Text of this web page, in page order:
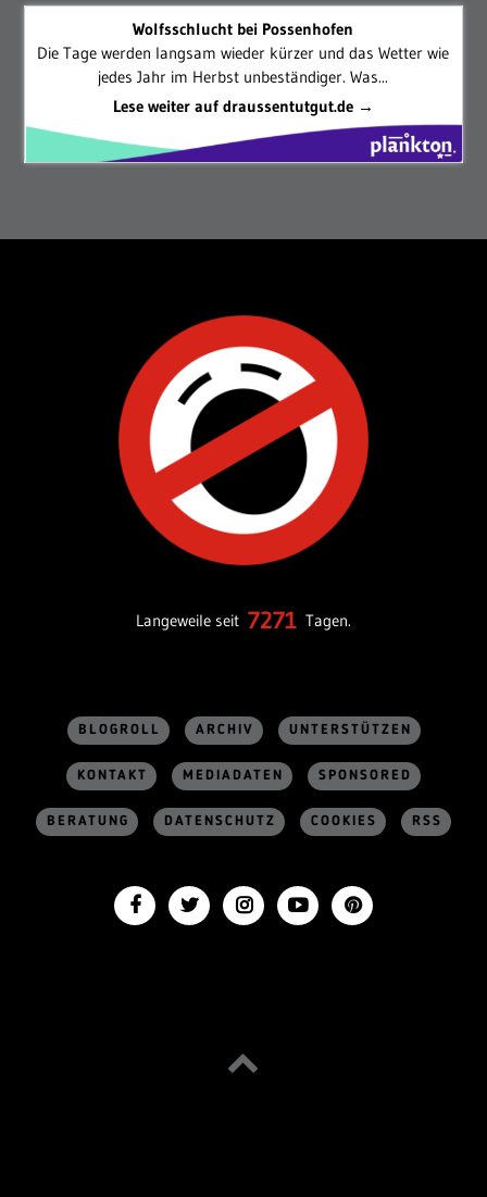
Wolfsschlucht bei Possenhofen
Die Tage werden langsam wieder kürzer und das Wetter wie
jedes Jahr im Herbst unbeständiger. Was...
Lese weiter auf draussentutgut.de →
Langeweile seit 7271 Tagen.
BLOGROLL ARCHIV UNTERSTÜTZEN
KONTAKT MEDIADATEN SPONSORED
BERATUNG DATENSCHUTZ COOKIES RSS